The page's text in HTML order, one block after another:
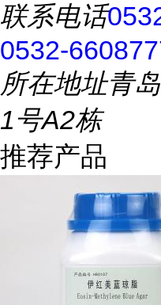
联系电话
0532-
所在地址青
1号A2栋
推荐产品